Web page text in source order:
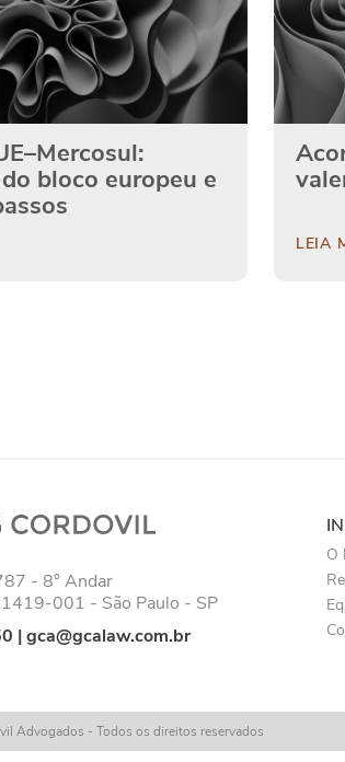
bloco europeu e
LEIA
- 8° Andar
001 - São Paulo - SP
|gca@gcalaw.com.br
O
Advogados - Todos os direitos reservados